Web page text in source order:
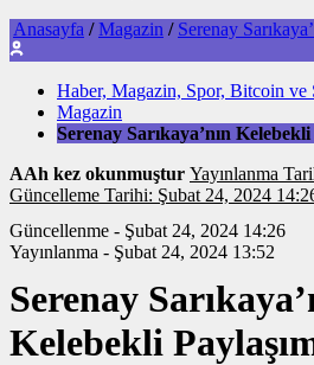
Anasayfa / Magazin / Serenay
Haber, Magazin, Spor, Bitcoin
Magazin
Serenay Sarıkaya’nın Kelebekli
AAh kez okunmuştur Yayınlanma
Güncelleme Tarihi: Şubat 24, 2024
Güncellenme - Şubat 24, 2024 14:26
Yayınlanma - Şubat 24, 2024 13:52
Serenay
Kelebekli